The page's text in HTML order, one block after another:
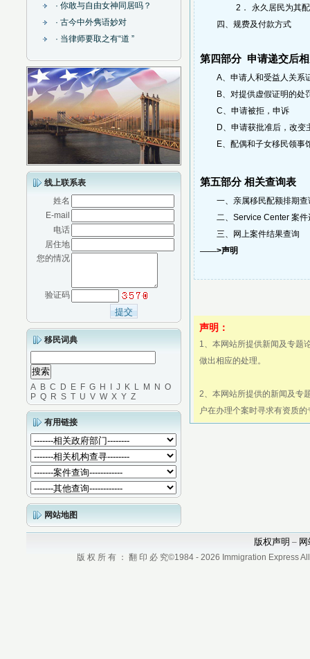
· 你敢与自由女神同居吗？
· 古今中外隽语妙对
· 当律师要取之有“道 ”
线上联系表
姓名
E-mail
电话
居住地
您的情况
验证码
移民词典
A B C D E F G H J K L M N O
P Q R S T U V W X Y Z
有用链接
网站地图
2．
永久居民为其
四、规费及付款方式
第四部分 申请递交后
A、申请人和受益人关系
B、对提供虚假证明的处
C、申请被拒，申诉
D、申请获批准后，改变
E、 配偶和子女移民领事
第五部分 相关查询表
一、亲属移民配额排期查
二、 Service Center 案件
三、网上案件结果查询
——>声明
声明：
1、本网站所提供新闻及专题
做出相应的处理。
2、本网站所提供的新闻及专
户在办理个案时寻求有资质
版权声明 –
版 权 所 有 ： 翻 印 必 究©1984 - 2026 Immigration Express